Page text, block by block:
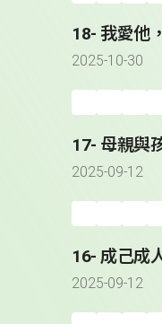
18- 我愛他
2025-10-30
17- 母親與
2025-09-12
16- 成己成
2025-09-12